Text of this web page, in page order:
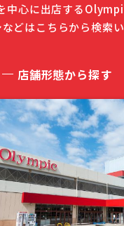
中心に出店する
どはこちらから検索い
店舗形態から探す